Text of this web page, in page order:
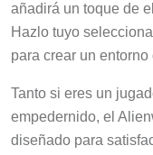
añadirá un toque de
Hazlo tuyo
para crear un
Tanto si eres un
empedernido, el
diseñado para